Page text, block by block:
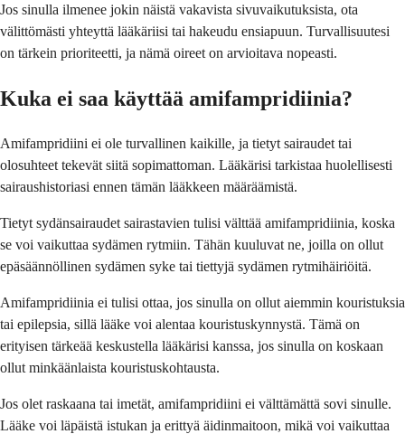
Jos sinulla ilmenee jokin näistä vakavista sivuvaikutuksista, ota
välittömästi yhteyttä lääkäriisi tai hakeudu ensiapuun. Turvallisuutesi
on tärkein prioriteetti, ja nämä oireet on arvioitava nopeasti.
Kuka ei saa käyttää amifampridiinia?
Amifampridiini ei ole turvallinen kaikille, ja tietyt sairaudet tai
olosuhteet tekevät siitä sopimattoman. Lääkärisi tarkistaa huolellisesti
sairaushistoriasi ennen tämän lääkkeen määräämistä.
Tietyt sydänsairaudet sairastavien tulisi välttää amifampridiinia, koska
se voi vaikuttaa sydämen rytmiin. Tähän kuuluvat ne, joilla on ollut
epäsäännöllinen sydämen syke tai tiettyjä sydämen rytmihäiriöitä.
Amifampridiinia ei tulisi ottaa, jos sinulla on ollut aiemmin kouristuksia
tai epilepsia, sillä lääke voi alentaa kouristuskynnystä. Tämä on
erityisen tärkeää keskustella lääkärisi kanssa, jos sinulla on koskaan
ollut minkäänlaista kouristuskohtausta.
Jos olet raskaana tai imetät, amifampridiini ei välttämättä sovi sinulle.
Lääke voi läpäistä istukan ja erittyä äidinmaitoon, mikä voi vaikuttaa